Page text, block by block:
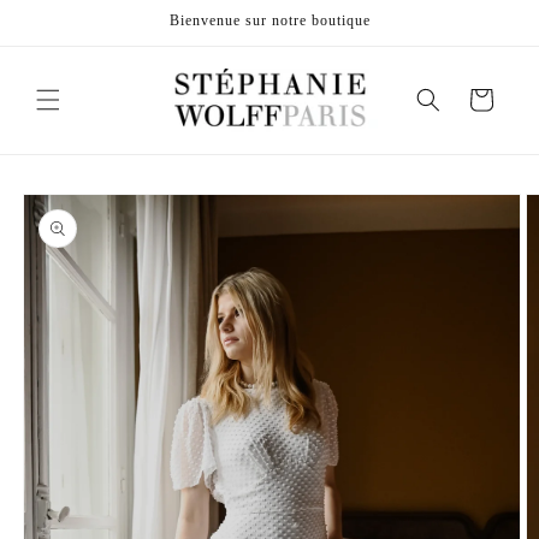
Bienvenue sur notre boutique
Panier
Passer aux
informations
produits